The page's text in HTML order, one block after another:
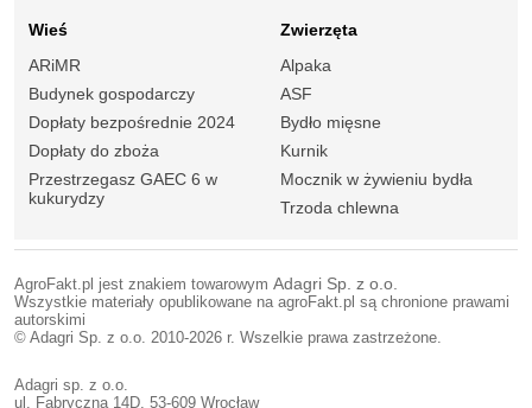
Wieś
ARiMR
Budynek gospodarczy
Dopłaty bezpośrednie 2024
Dopłaty do zboża
Przestrzegasz GAEC 6 w
kukurydzy
Zwierzęta
Alpaka
ASF
Bydło mięsne
Kurnik
Mocznik w żywieniu bydła
Trzoda chlewna
AgroFakt.pl jest znakiem towarowym Adagri Sp. z o.o.
Wszystkie materiały opublikowane na agroFakt.pl są chronione prawami
autorskimi
© Adagri Sp. z o.o. 2010-2026 r. Wszelkie prawa zastrzeżone.
Adagri sp. z o.o.
ul. Fabryczna 14D, 53-609 Wrocław